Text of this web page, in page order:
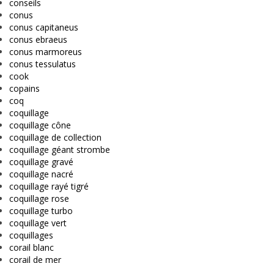
conseils
conus
conus capitaneus
conus ebraeus
conus marmoreus
conus tessulatus
cook
copains
coq
coquillage
coquillage cône
coquillage de collection
coquillage géant strombe
coquillage gravé
coquillage nacré
coquillage rayé tigré
coquillage rose
coquillage turbo
coquillage vert
coquillages
corail blanc
corail de mer